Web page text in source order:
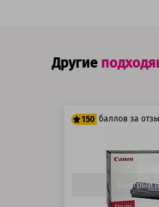
Другие
150 баллов за
125 баллов
150 баллов
Быстрый